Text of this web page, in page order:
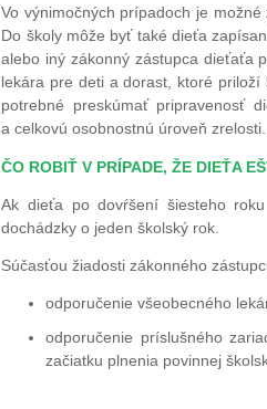
Vo výnimočných prípadoch je
Do školy môže byť také dieťa
alebo iný zákonný zástupca dieťaťa
lekára pre deti a dorast, ktoré
potrebné preskúmať pripravenosť
a celkovú osobnostnú úroveň zrelosti.
ČO ROBIŤ V PRÍPADE, ŽE DIEŤA
Ak dieťa po dovŕšení šiesteho
dochádzky o jeden školský rok.
Súčasťou žiadosti zákonného
odporučenie všeobecného
odporučenie príslušného
začiatku plnenia povinnej